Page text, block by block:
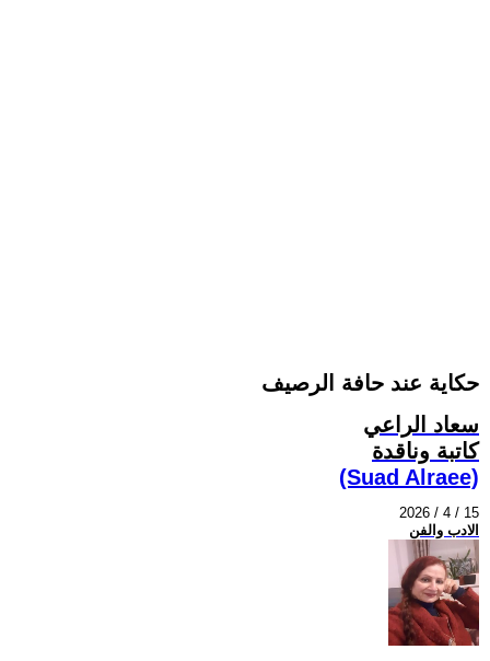
حكاية عند حافة الرصيف
سعاد الراعي
كاتبة وناقدة
(Suad Alraee)
2026 / 4 / 15
الادب والفن